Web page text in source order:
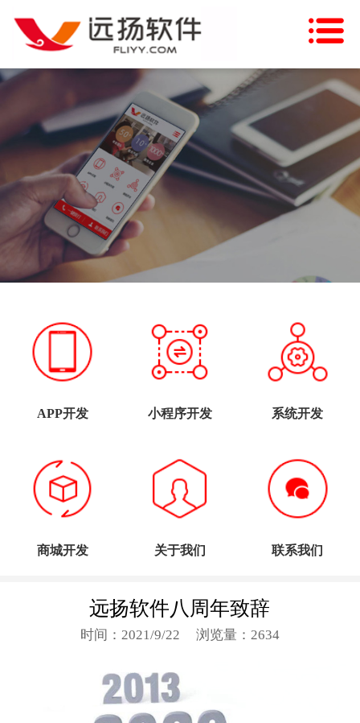
新闻资讯
主营业务
行业方案
项目案例
APP开发 小程序开发 系统开发
商城开发 关于我们 联系我们
远扬软件八周年致辞
时间：2021/9/22 浏览量：2634